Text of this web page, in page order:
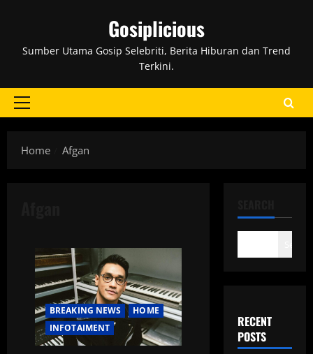
Gosiplicious
Sumber Utama Gosip Selebriti, Berita Hiburan dan Trend
Terkini.
Primary
Home
Afgan
BREAKING NEWS
HOME
INFOTAIMENT
RECENT
POSTS